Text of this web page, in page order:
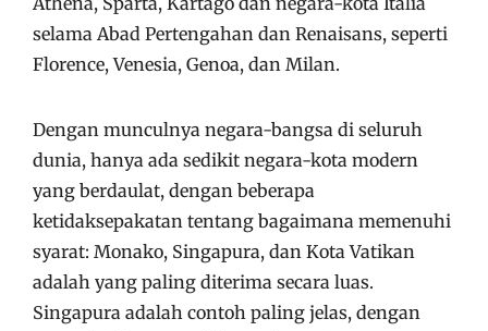
selama Abad Pertengahan dan Renaisans, seperti
Florence, Venesia, Genoa, dan Milan.
Dengan munculnya negara-bangsa di seluruh
dunia, hanya ada sedikit negara-kota modern
yang berdaulat, dengan beberapa
ketidaksepakatan tentang bagaimana memenuhi
syarat: Monako, Singapura, dan Kota Vatikan
adalah yang paling diterima secara luas.
Singapura adalah contoh paling jelas, dengan